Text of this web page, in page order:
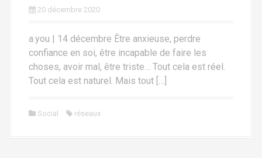
20 décembre 2020
a.you | 14 décembre Être anxieuse, perdre
confiance en soi, être incapable de faire les
choses, avoir mal, être triste… Tout cela est réel.
Tout cela est naturel. Mais tout […]
Social réseaux